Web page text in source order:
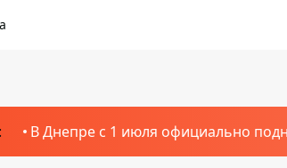
В Днепре с 1 июля официально